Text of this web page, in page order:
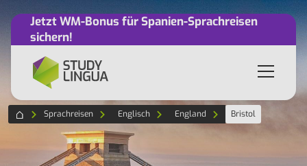
Jetzt WM-Bonus für Spanien-Sprachreisen
sichern!
Sprachreisen Englisch England Bristol